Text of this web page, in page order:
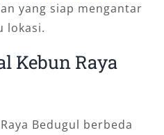
yang siap mengantar
lokasi.
Kebun Raya
Bedugul berbeda